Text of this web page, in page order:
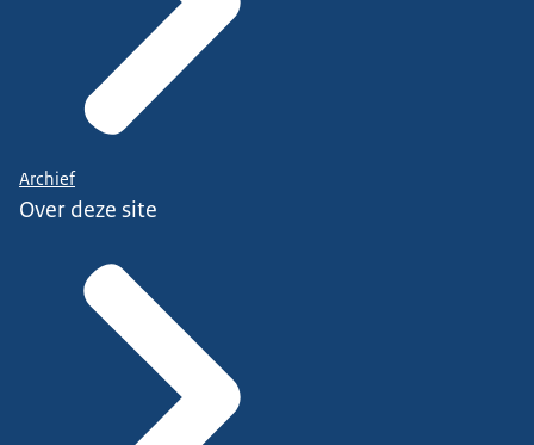
Archief
Over deze site